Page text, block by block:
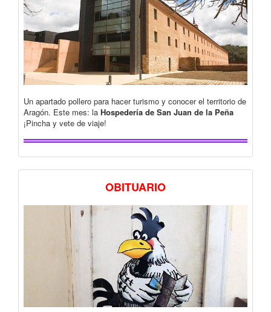
Un apartado pollero para hacer turismo y conocer el territorio de
Aragón. Este mes: la Hospedería de San Juan de la Peña
¡Pincha y vete de viaje!
OBITUARIO